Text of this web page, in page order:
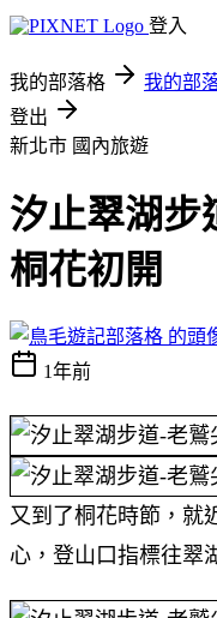
登入
我的部落格 我的部
登出
新北市 國內旅遊
汐止翠湖步
桐花初開
1年前
又到了桐花時節，就
心，登山口指標往翠